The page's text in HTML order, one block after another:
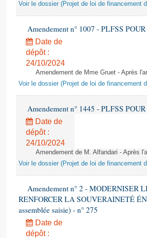
Voir le dossier (Projet de loi de financement
Amendement n° 1007 - PLFSS
Date de
dépôt :
24/10/2024
Amendement de Mme Gruet - Après
Voir le dossier (Projet de loi de financement
Amendement n° 1445 - PLFSS
Date de
dépôt :
24/10/2024
Amendement de M. Alfandari - Après
Voir le dossier (Projet de loi de financement
Amendement n° 2 - MODERNISER
RENFORCER LA SOUVERAINETÉ
assemblée saisie) - n° 275
Date de
dépôt :